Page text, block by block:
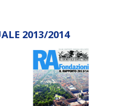
2013/2014